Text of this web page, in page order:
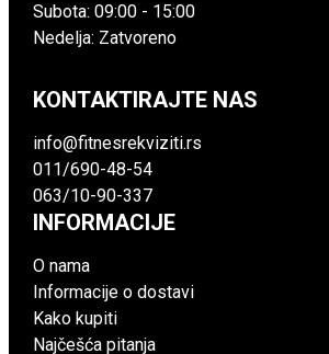
Subota: 09:00 - 15:00
Nedelja: Zatvoreno
KONTAKTIRAJTE NAS
info@fitnesrekviziti.rs
011/690-48-54
063/10-90-337
INFORMACIJE
O nama
Informacije o dostavi
Kako kupiti
Najčešća pitanja